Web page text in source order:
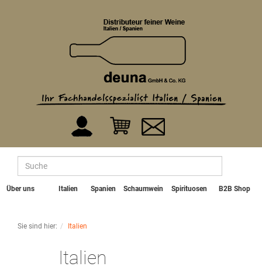
Über uns Italien Spanien Schaumwein Spirituosen B2B Shop
Sie sind hier: Italien
Italien